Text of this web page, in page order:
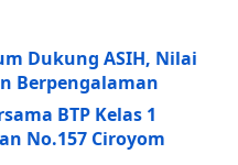
Dukung ASIH, Nilai
Berpengalaman
BTP Kelas 1
No.157 Ciroyom